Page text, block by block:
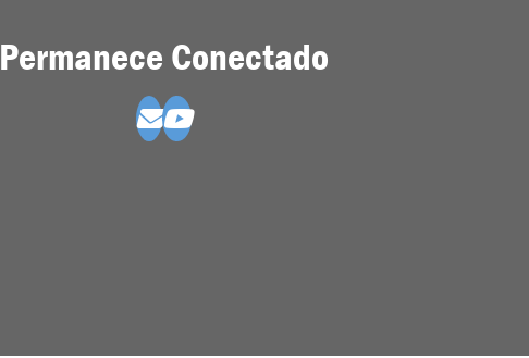
Permanece Conectado